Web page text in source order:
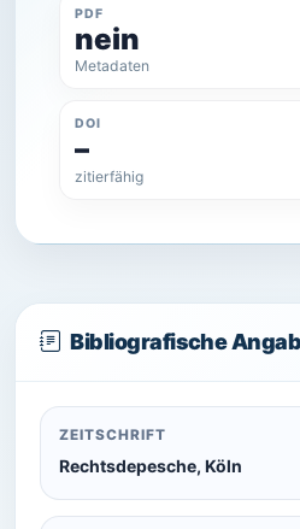
PDF
nein
Metadaten
DOI
–
zitierfähig
Bibliografische
ZEITSCHRIFT
Rechtsdepesche, Köln